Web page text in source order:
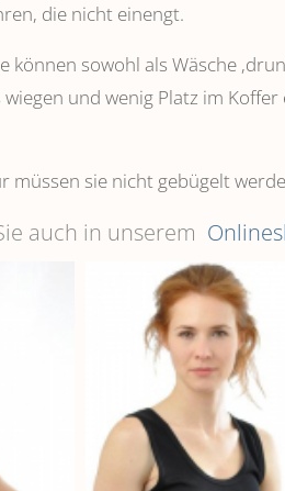
die nicht einengt.
können sowohl als Wäsche
und wenig Platz im
müssen sie nicht gebügelt
auch in unserem